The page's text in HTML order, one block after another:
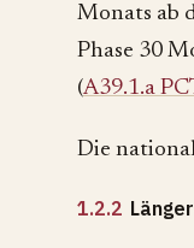
Monats ab
Phase 30
(A39.1.a
Die
1.2.2